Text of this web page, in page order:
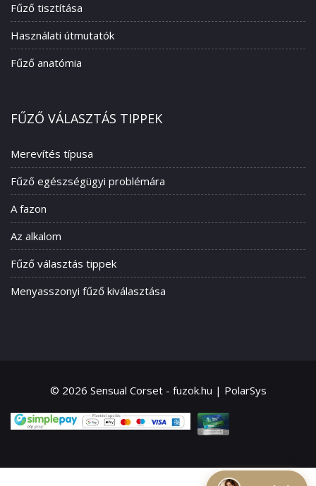
Fűző tisztítása
Használati útmutatók
Fűző anatómia
FŰZŐ VÁLASZTÁS TIPPEK
Merevítés típusa
Fűző egészségügyi problémára
A fazon
Az alkalom
Fűző választás tippek
Menyasszonyi fűző kiválasztása
© 2026 Sensual Corset - fuzok.hu | PolarSys